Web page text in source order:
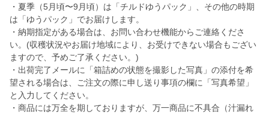
・夏季（5月頃〜9月頃）は「チルドゆうパック」、その他の時期
は「ゆうパック」でお届けします。
・納期指定がある場合は、お問い合わせ機能からご連絡くださ
い。(収穫状況やお届け地域により、お受けできない場合もござい
ますので、予めご了承ください。)
・出荷完了メールに「箱詰めの状態を撮影した写真」の添付を希
望される場合は、ご注文の際に申し送り事項の欄に「写真希望」
と入力してください。
・商品には万全を期しておりますが、万一商品に不具合（汁漏れ